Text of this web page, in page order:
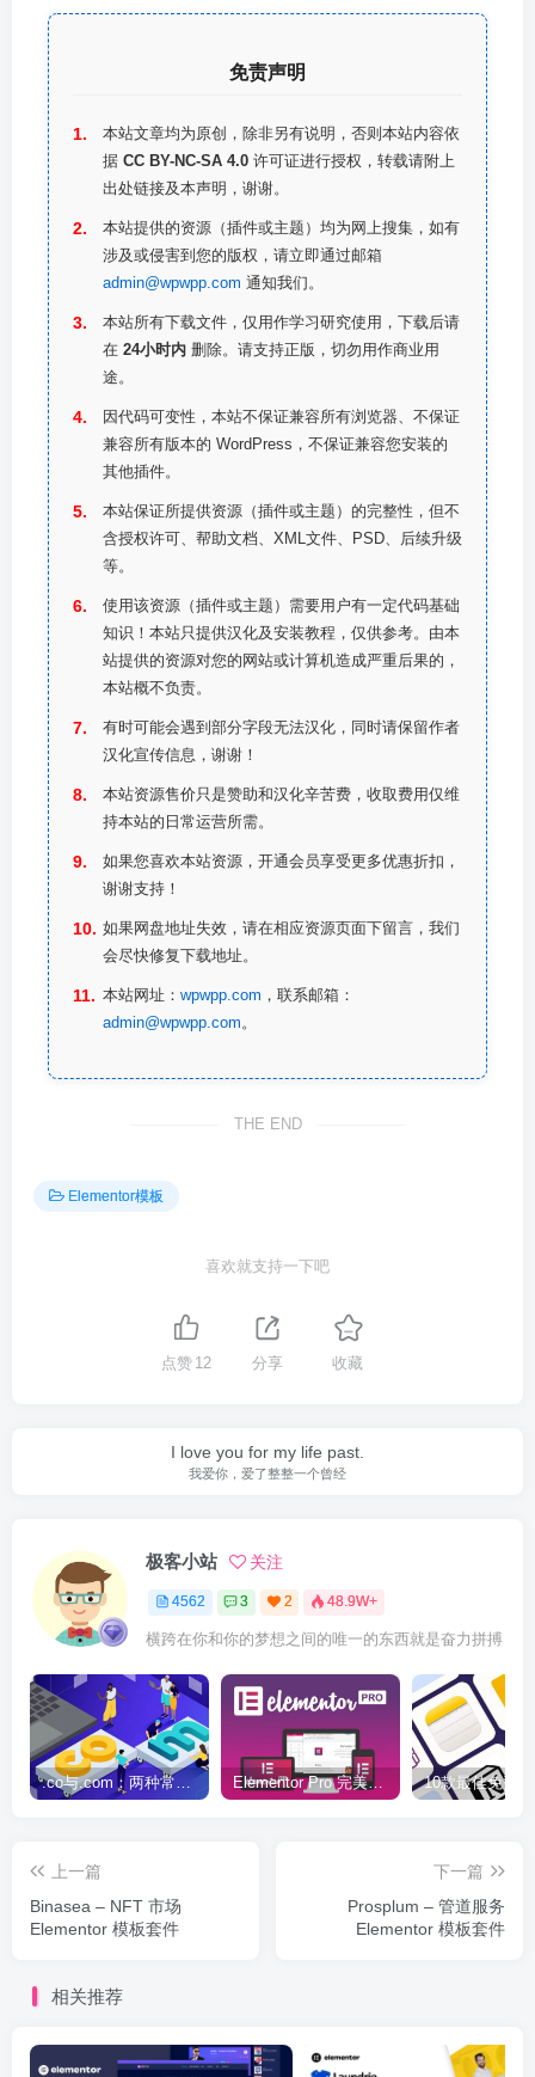
免责声明
本站文章均为原创，除非另有说明，否则本站内容依
据 CC BY-NC-SA 4.0 许可证进行授权，转载请附上
出处链接及本声明，谢谢。
本站提供的资源（插件或主题）均为网上搜集，如有
涉及或侵害到您的版权，请立即通过邮箱
admin@wpwpp.com 通知我们。
本站所有下载文件，仅用作学习研究使用，下载后请
在 24小时内 删除。请支持正版，切勿用作商业用
途。
因代码可变性，本站不保证兼容所有浏览器、不保证
兼容所有版本的 WordPress，不保证兼容您安装的
其他插件。
本站保证所提供资源（插件或主题）的完整性，但不
含授权许可、帮助文档、XML文件、PSD、后续升级
等。
使用该资源（插件或主题）需要用户有一定代码基础
知识！本站只提供汉化及安装教程，仅供参考。由本
站提供的资源对您的网站或计算机造成严重后果的，
本站概不负责。
有时可能会遇到部分字段无法汉化，同时请保留作者
汉化宣传信息，谢谢！
本站资源售价只是赞助和汉化辛苦费，收取费用仅维
持本站的日常运营所需。
如果您喜欢本站资源，开通会员享受更多优惠折扣，
谢谢支持！
如果网盘地址失效，请在相应资源页面下留言，我们
会尽快修复下载地址。
本站网址： wpwpp.com ，联系邮箱：
admin@wpwpp.com 。
THE END
Elementor模板
喜欢就支持一下吧
点赞 12 分享 收藏
I love you for my life past.
我爱你，爱了整整一个曾经
极客小站 关注
4562 3 2 48.9W+
横跨在你和你的梦想之间的唯一的东西就是奋力拼搏
.co与.com：两种常用域名后缀名完全指南 Elementor Pro 完美汉化中文版（含全套模板）|可视化编辑页面自定义设计WordPress插件
上一篇
Binasea – NFT 市场
Elementor 模板套件
下一篇
Prosplum – 管道服务
Elementor 模板套件
相关推荐